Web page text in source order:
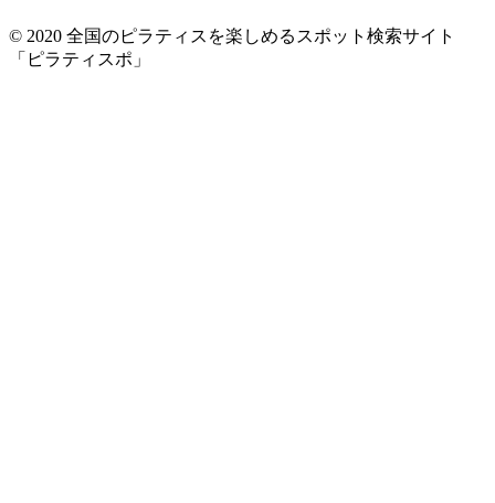
© 2020 全国のピラティスを楽しめるスポット検索サイト
「ピラティスポ」